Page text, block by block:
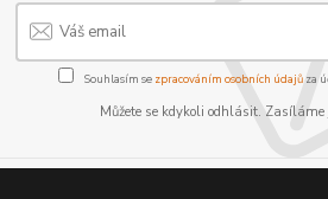
Souhlasím se zpracováním osobních údajůza
Můžete se kdykoli odhlásit.